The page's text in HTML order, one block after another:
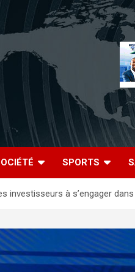
SPORTS
investisseurs à s’engager